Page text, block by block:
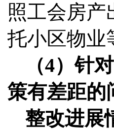
照工会房产
托小区物业
（4）针
策有差距的
整改进展